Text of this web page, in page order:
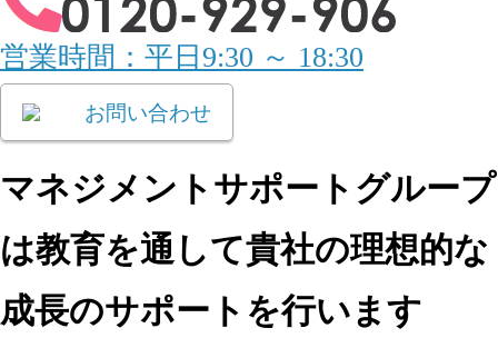
営業時間：平日9:30 ～ 18:30
お問い合わせ
マネジメントサポートグループ
は教育を通して貴社の理想的な
成長のサポートを行います